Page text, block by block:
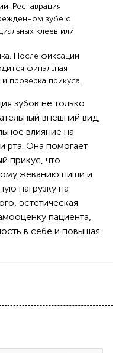
Реставрация
зубе с
клеев или
После фиксации
финальная
проверка прикуса.
зубов не только
внешний вид,
влияние на
рта. Она помогает
прикус, что
жеванию пищи и
нагрузку на
эстетическая
пациента,
в себе и повышая